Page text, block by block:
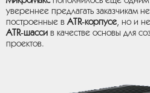
увереннее предлагать заказчикам
построенные вATR‑корпусе, но и
ATR‑шасси в качестве основы для
проектов.